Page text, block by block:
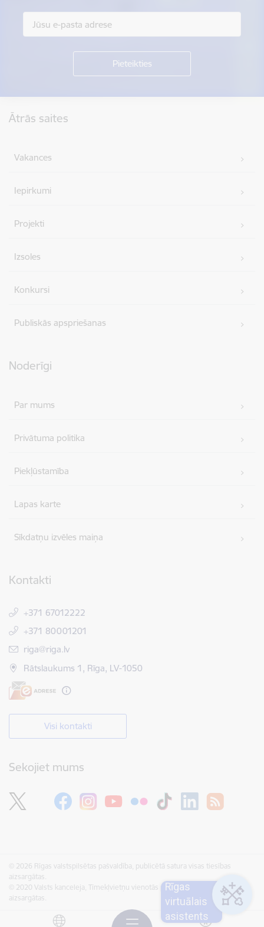
Ātrās saites
Vakances
Iepirkumi
Projekti
Izsoles
Konkursi
Publiskās apspriešanas
Noderīgi
Par mums
Privātuma politika
Piekļūstamība
Lapas karte
Sīkdatņu izvēles maiņa
Kontakti
+371 67012222
+371 80001201
E-pasts:
riga@riga.lv
Rātslaukums 1, Rīga, LV-1050
Visi kontakti
Sekojiet mums
© 2026 Rīgas valstspilsētas pašvaldība, publicētā satura visas tiesības
aizsargātas.
© 2020 Valsts kanceleja, Tīmekļvietņu vienotās platformas visas tiesības
aizsargātas.
Rīgas
virtuālais
asistents